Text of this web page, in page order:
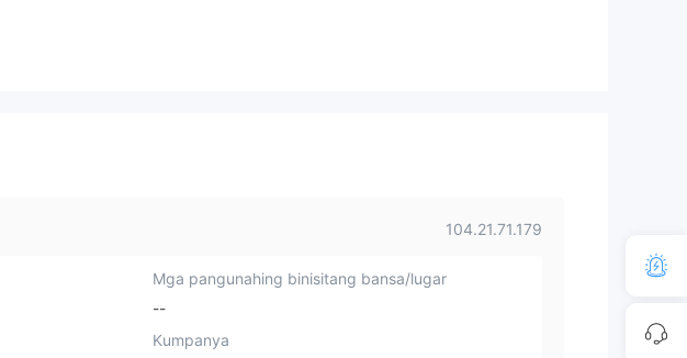
104.21.71.179
Mga pangunahing binisitang bansa/lugar
--
Kumpanya